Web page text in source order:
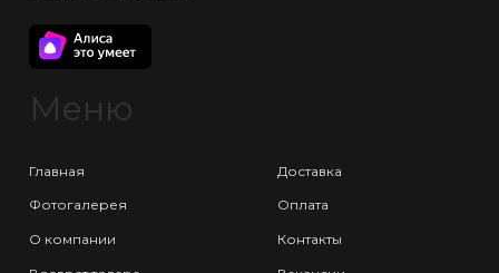
Меню
Главная
Фотогалерея
О компании
Доставка
Оплата
Контакты